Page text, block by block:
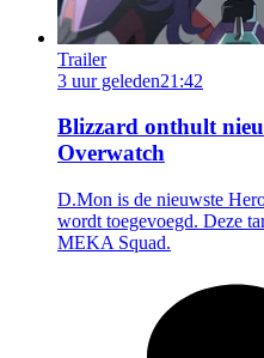
Trailer
3 uur geleden21:42
Blizzard onthult
Overwatch
D.Mon is de nieuwste
wordt toegevoegd. Deze
MEKA Squad.